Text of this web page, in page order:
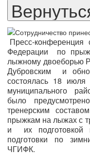
Пресс-конференция
Федерации
по
лыжному двоеборью
Дубровским
и
состоялась 18 июля
муниципального
было
тренерским
прыжкам на лыжах с
и
их подготовкой
подготовки по
ЧГИФК.